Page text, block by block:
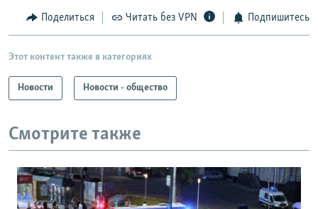
Поделиться Читать без VPN Подпишитесь
Этот контент также в категориях
Новости Новости - общество
Смотрите также